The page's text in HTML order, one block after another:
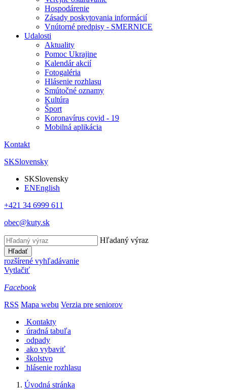
Hospodárenie
Zásady poskytovania informácií
Vnútorné predpisy - SMERNICE
Udalosti
Aktuality
Pomoc Ukrajine
Kalendár akcií
Fotogaléria
Hlásenie rozhlasu
Smútočné oznamy
Kultúra
Šport
Koronavírus covid - 19
Mobilná aplikácia
Kontakt
SKSlovensky
SKSlovensky
ENEnglish
+421 34 6999 611
obec@kuty.sk
Hľadaný výraz
Hľadať
rozšírené vyhľadávanie
Vytlačiť
Facebook
RSS Mapa webu Verzia pre seniorov
Kontakty
úradná tabuľa
odpady
ako vybaviť
školstvo
hlásenie rozhlasu
Úvodná stránka